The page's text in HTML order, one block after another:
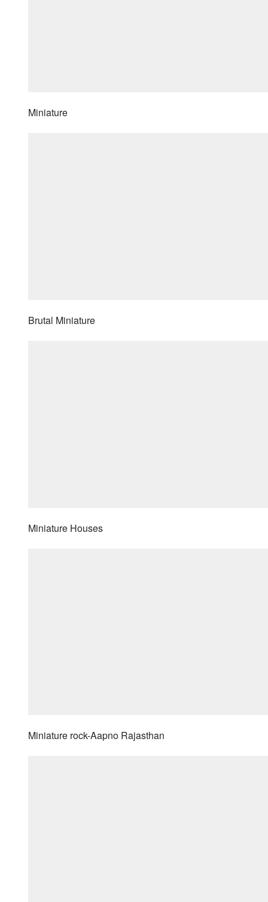
Miniature
Brutal Miniature
Miniature Houses
Miniature rock-Aapno Rajasthan